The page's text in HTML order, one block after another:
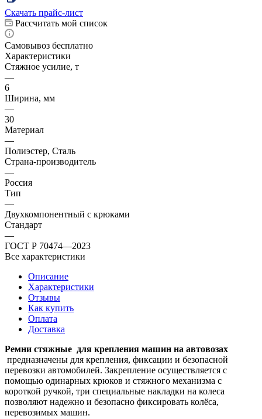
Скачать прайс-лист
Рассчитать мой список
Самовывоз бесплатно
Характеристики
Стяжное усилие, т
—
6
Ширина, мм
—
30
Материал
—
Полиэстер, Сталь
Страна-производитель
—
Россия
Тип
—
Двухкомпонентный с крюками
Стандарт
—
ГОСТ Р 70474—2023
Все характеристики
Описание
Характеристики
Отзывы
Как купить
Оплата
Доставка
Ремни стяжные для крепления машин на автовозах
предназначены для крепления, фиксации и безопасной
перевозки автомобилей. Закрепление осуществляется с
помощью одинарных крюков и стяжного механизма с
короткой ручкой, три специальные накладки на колеса
позволяют надежно и безопасно фиксировать колёса,
перевозимых машин.